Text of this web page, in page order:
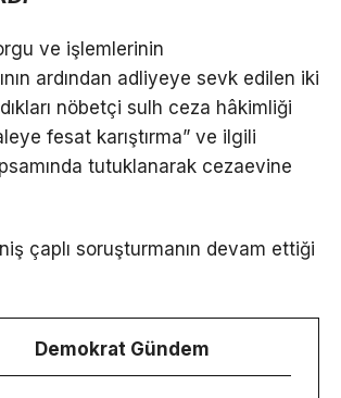
ve işlemlerinin
ardından adliyeye sevk edilen iki
nöbetçi sulh ceza hâkimliği
fesat karıştırma” ve ilgili
tutuklanarak cezaevine
çaplı soruşturmanın devam ettiği
Demokrat Gündem